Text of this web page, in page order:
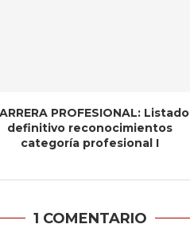
PROFESIONAL: Listado
definitivo reconocimientos
categoría profesional I
1 COMENTARIO